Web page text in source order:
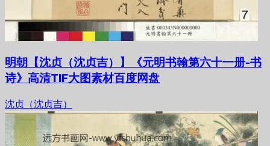
明朝【沈贞（沈贞吉）】《元明书翰第六十一册-书
诗》高清TIF大图素材百度网盘
沈贞（沈贞吉）